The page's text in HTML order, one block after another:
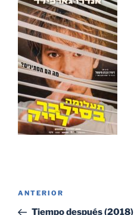
Navegación
Entrada
anterior:
ANTERIOR
Tiempo después (2018)